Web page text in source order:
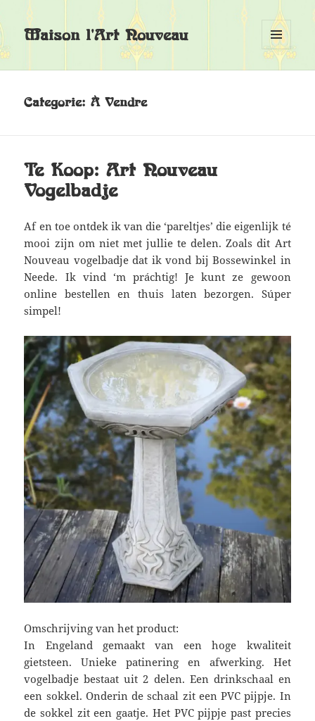
Maison l'Art Nouveau
MENU
EN
Categorie:À Vendre
Te Koop: Art Nouveau
Vogelbadje
Af en toe ontdek ik van die ‘pareltjes’ die eigenlijk té
mooi zijn om niet met jullie te delen. Zoals dit Art
Nouveau vogelbadje dat ik vond bij Bossewinkel in
Neede. Ik vind ‘m práchtig! Je kunt ze gewoon
online bestellen en thuis laten bezorgen. Súper
simpel!
Omschrijving van het product:
In Engeland gemaakt van een hoge kwaliteit
gietsteen. Unieke patinering en afwerking. Het
vogelbadje bestaat uit 2 delen. Een drinkschaal en
een sokkel. Onderin de schaal zit een PVC pijpje. In
de sokkel zit een gaatje. Het PVC pijpje past precies